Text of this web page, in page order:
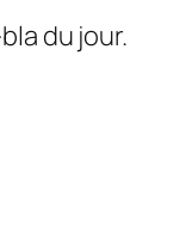
du jour.